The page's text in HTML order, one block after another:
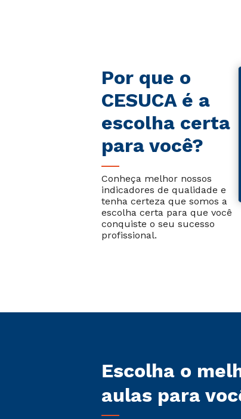
Por que o
CESUCA é a
escolha certa
para você?
Conheça melhor nossos
indicadores de qualidade e
tenha certeza que somos a
escolha certa para que você
conquiste o seu sucesso
profissional.
Escolha o
aulas para